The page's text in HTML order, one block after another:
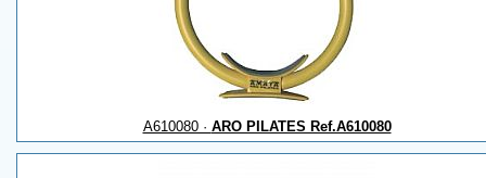
A610080 · ARO PILATES Ref.A610080